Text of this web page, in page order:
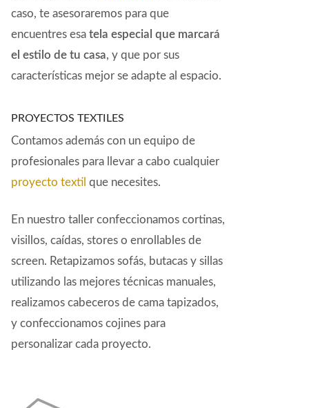
caso, te asesoraremos para que
encuentres esa tela especial que marcará
el estilo de tu casa, y que por sus
características mejor se adapte al espacio.
PROYECTOS TEXTILES
Contamos además con un equipo de
profesionales para llevar a cabo cualquier
proyecto textil que necesites.
En nuestro taller confeccionamos cortinas,
visillos, caídas, stores o enrollables de
screen. Retapizamos sofás, butacas y sillas
utilizando las mejores técnicas manuales,
realizamos cabeceros de cama tapizados,
y confeccionamos cojines para
personalizar cada proyecto.